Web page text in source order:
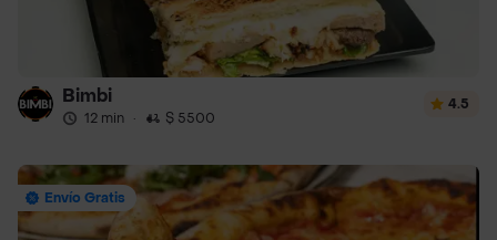
Bimbi
12 min · $ 5500
4.5
Envío Gratis